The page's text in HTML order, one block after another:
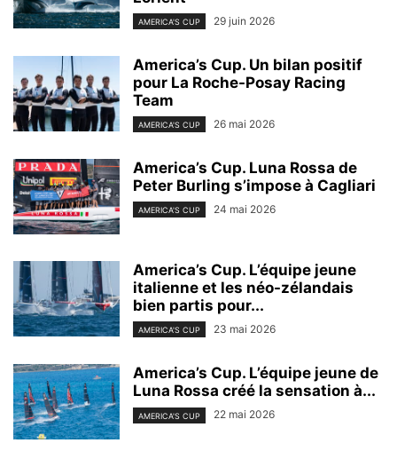
AMERICA'S CUP 29 juin 2026
America’s Cup. Un bilan positif
pour La Roche-Posay Racing
Team
AMERICA'S CUP 26 mai 2026
America’s Cup. Luna Rossa de
Peter Burling s’impose à Cagliari
AMERICA'S CUP 24 mai 2026
America’s Cup. L’équipe jeune
italienne et les néo-zélandais
bien partis pour...
AMERICA'S CUP 23 mai 2026
America’s Cup. L’équipe jeune de
Luna Rossa créé la sensation à...
AMERICA'S CUP 22 mai 2026